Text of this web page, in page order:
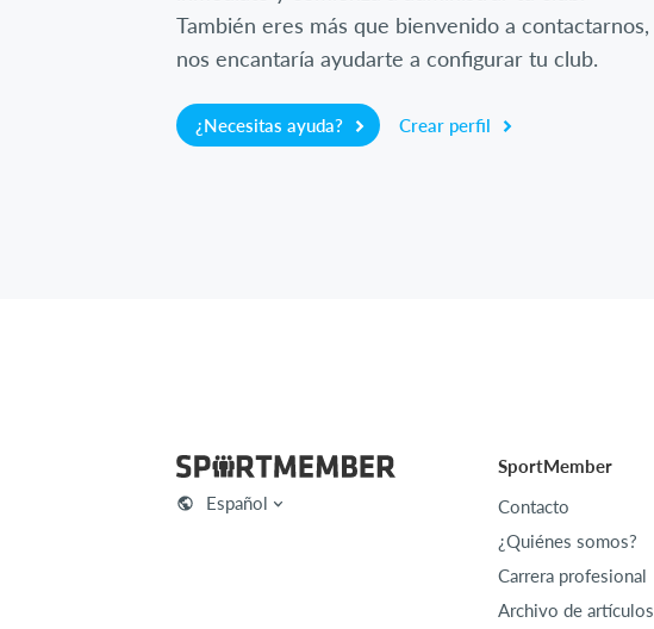
También eres más que bienvenido a contactarnos,
nos encantaría ayudarte a configurar tu club.
¿Necesitas ayuda? Crear perfil
Español
SportMember
Contacto
¿Quiénes somos?
Carrera profesional
Archivo de artículos